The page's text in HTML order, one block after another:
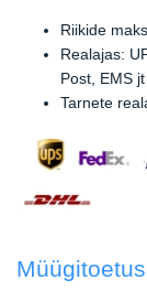
Riikide
Realajas:
Post, EMS jt
Tarnete
Müügitoetus